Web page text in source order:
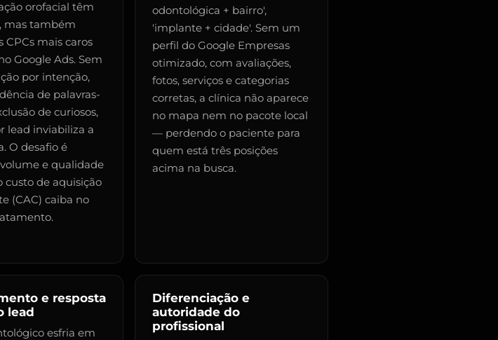
orofacial têm
mas também
CPCs mais caros
Google Ads. Sem
por intenção,
de palavras-
de curiosos,
lead inviabiliza a
O desafio é
e qualidade
custo de aquisição
(CAC) caiba no
odontológica + bairro',
'implante + cidade'. Sem um
perfil do Google Empresas
otimizado, com avaliações,
fotos, serviços e categorias
corretas, a clínica não aparece
no mapa nem no pacote local
— perdendo o paciente para
quem está três posições
acima na busca.
e resposta
lead
esfria em
Diferenciação e
autoridade do
profissional